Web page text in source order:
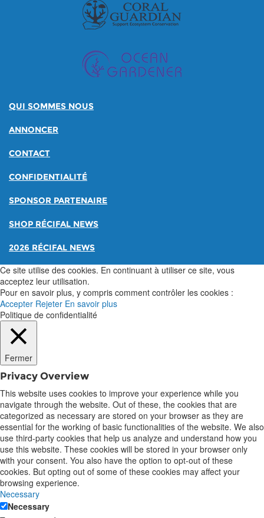
QUI SOMMES NOUS
ANNONCER
CONTACT
CONFIDENTIALITÉ
SPONSOR PARTENAIRE
SHOP RÉCIFAL NEWS
2026 RÉCIFAL NEWS
Ce site utilise des cookies. En continuant à utiliser ce site, vous
acceptez leur utilisation.
Pour en savoir plus, y compris comment contrôler les cookies :
Accepter Rejeter En savoir plus
Politique de confidentialité
Fermer
Privacy Overview
This website uses cookies to improve your experience while you
navigate through the website. Out of these, the cookies that are
categorized as necessary are stored on your browser as they are
essential for the working of basic functionalities of the website. We also
use third-party cookies that help us analyze and understand how you
use this website. These cookies will be stored in your browser only
with your consent. You also have the option to opt-out of these
cookies. But opting out of some of these cookies may affect your
browsing experience.
Necessary
Necessary